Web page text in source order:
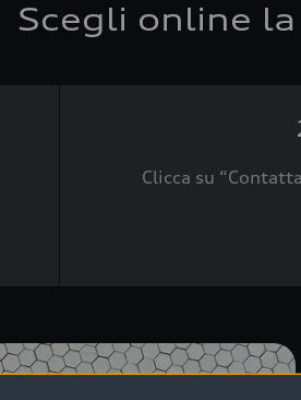
Scegli online
Clicca su